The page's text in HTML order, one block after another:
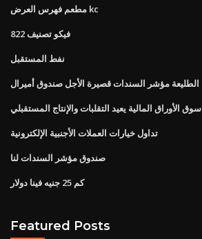
مطعم فهرس العرض kc
فيكو تصنيف 822
نفط المستقبل
الطليعة مؤشر السندات قصيرة الأجل صندوق أميرال
سوق الأوراق المالية يعيد التقلبات والإنتاج المستقبلي
تداول خيارات العملات الأجنبية الإلكترونية
صندوق مؤشر السندات لنا
كم 25 جنيه فينا دولار
Featured Posts